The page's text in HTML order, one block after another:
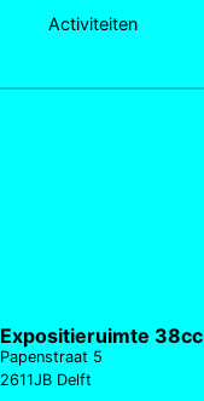
Activiteiten
Expositieruimte 38cc
Papenstraat 5
2611JB Delft